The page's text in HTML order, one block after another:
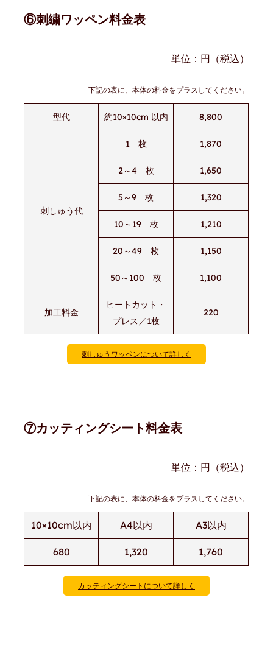
⑥刺繍ワッペン料金表
単位：円（税込）
下記の表に、本体の料金をプラスしてください。
型代 約10×10cm 以内 8,800
刺しゅう代
1 枚 1,870
2～4 枚 1,650
5～9 枚 1,320
10～19 枚 1,210
20～49 枚 1,150
50～100 枚 1,100
加工料金
ヒートカット・
プレス／1枚
220
刺しゅうワッペンについて詳しく
⑦カッティングシート料金表
単位：円（税込）
下記の表に、本体の料金をプラスしてください。
10×10cm以内 A4以内 A3以内
680 1,320 1,760
カッティングシートについて詳し く